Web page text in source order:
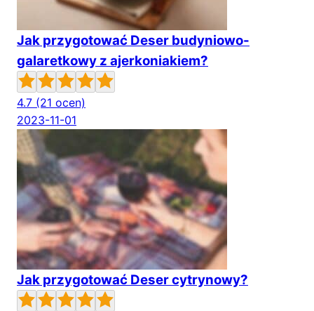
Jak przygotować Deser budyniowo-
galaretkowy z ajerkoniakiem?
4.7 (21 ocen)
2023-11-01
Jak przygotować Deser cytrynowy?